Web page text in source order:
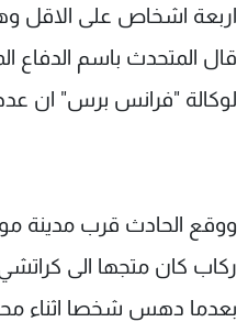
اربعة اشخاص على الاقل
قال المتحدث باسم الدفاع
لوكالة "فرانس برس" ان
ووقع الحادث قرب مدينة
ركاب كان متجها الى
بعدما دهس شخصا اثناء